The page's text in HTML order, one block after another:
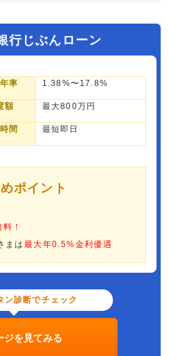
行じぶんローン
率 1.38%〜17.8%
額 最大800万円
間 最短即日
ポイント
！
まは 最大年0.5%金利優遇
ン診断でチェック
ジを見てみる